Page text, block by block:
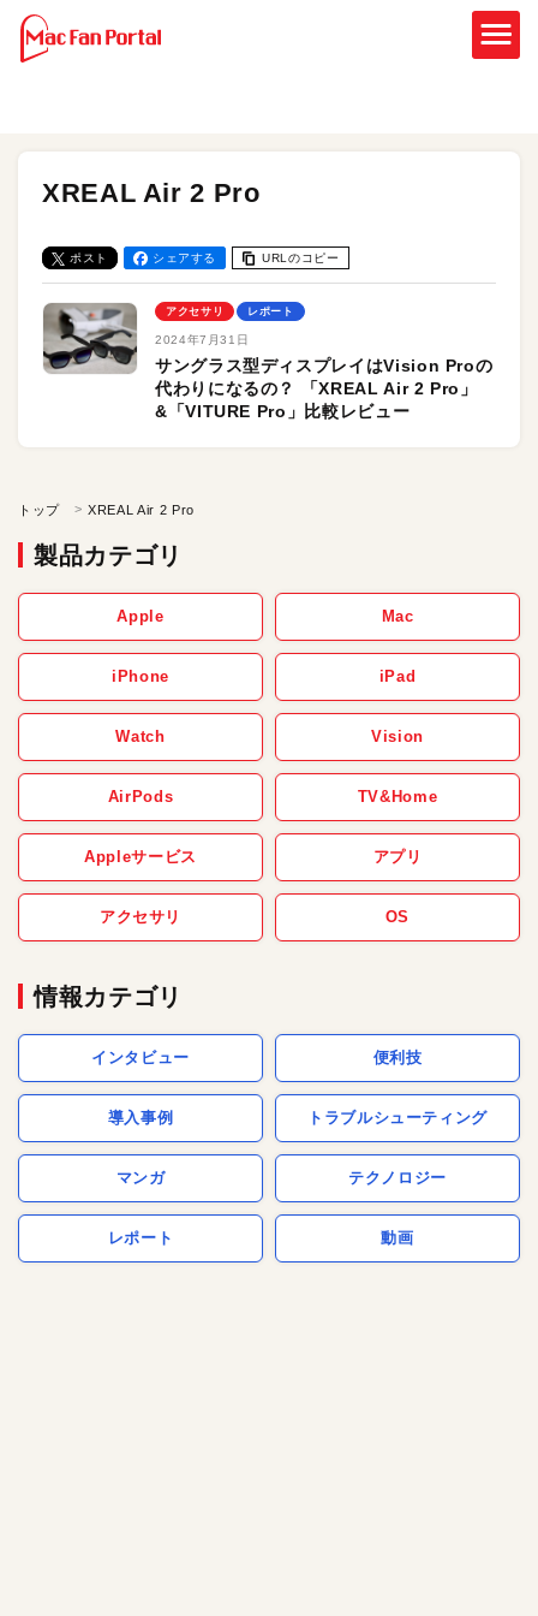
XREAL Air 2 Pro
ポスト シェアする URLのコピー
アクセサリ レポート
2024年7月31日
サングラス型ディスプレイはVision Proの
代わりになるの？ 「XREAL Air 2 Pro」
&「VITURE Pro」比較レビュー
トップ XREAL Air 2 Pro
製品カテゴリ
Apple Mac
iPhone iPad
Watch Vision
AirPods TV&Home
Appleサービス アプリ
アクセサリ OS
情報カテゴリ
インタビュー 便利技
導入事例 トラブルシューティング
マンガ テクノロジー
レポート 動画